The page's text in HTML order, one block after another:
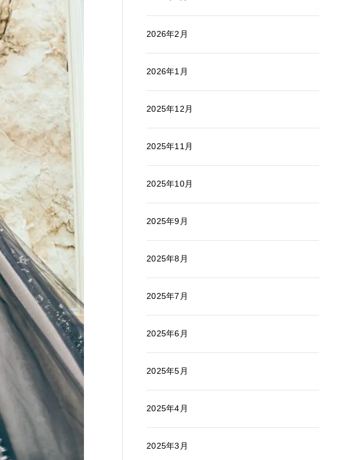
2026年2月
2026年1月
2025年12月
2025年11月
2025年10月
2025年9月
2025年8月
2025年7月
2025年6月
2025年5月
2025年4月
2025年3月